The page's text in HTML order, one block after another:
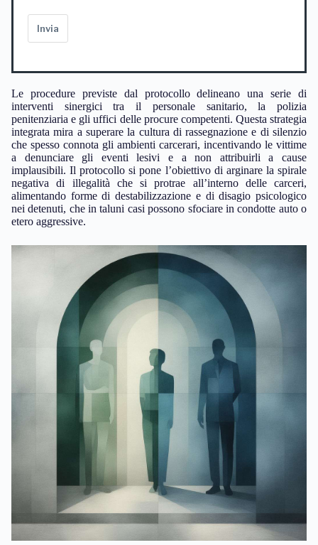
Invia
Le procedure previste dal protocollo delineano una serie di
interventi sinergici tra il personale sanitario, la polizia
penitenziaria e gli uffici delle procure competenti. Questa strategia
integrata mira a superare la cultura di rassegnazione e di silenzio
che spesso connota gli ambienti carcerari, incentivando le vittime
a denunciare gli eventi lesivi e a non attribuirli a cause
implausibili. Il protocollo si pone l’obiettivo di arginare la spirale
negativa di illegalità che si protrae all’interno delle carceri,
alimentando forme di destabilizzazione e di disagio psicologico
nei detenuti, che in taluni casi possono sfociare in condotte auto o
etero aggressive.